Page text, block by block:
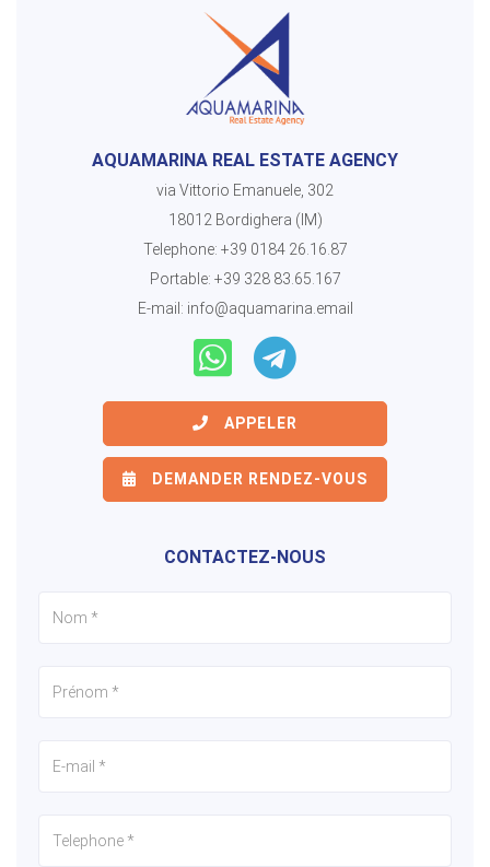
AQUAMARINA REAL ESTATE AGENCY
via Vittorio Emanuele, 302
18012 Bordighera (IM)
Telephone: +39 0184 26.16.87
Portable: +39 328 83.65.167
E-mail: info@aquamarina.email
APPELER
DEMANDER RENDEZ-VOUS
CONTACTEZ-NOUS